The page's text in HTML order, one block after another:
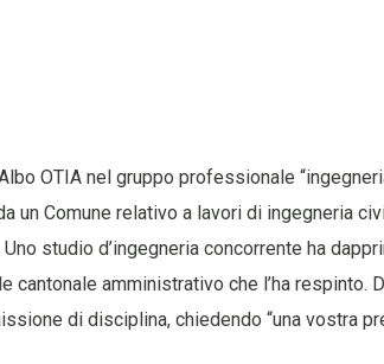
OTIA nel gruppo professionale
un Comune relativo a lavori di ingegneria
studio d’ingegneria concorrente ha
cantonale amministrativo che l’ha respinto.
di disciplina, chiedendo “una vostra